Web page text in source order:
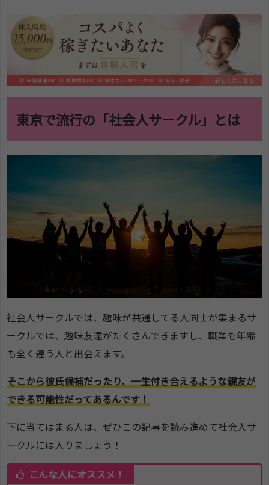
トラブルに巻き込まれないように
3-2 怪しいサークルに気を付ける
4
東京で社会人サークルを探す方法
4-1 友達から紹介してもらう
広告チラシから探す
東京で流行の「社会人サークル」とは
社会人サークルでは、趣味が共通してる人同士が集まるサ
ークルでは、趣味友達がたくさんできますし、職業も年齢
も全く違う人と出会えます。
そこから彼氏候補だったり、一生付き合えるような親友が
できる可能性だってあるんです！
下に当てはまる人は、ぜひこの記事を読み進めて社会人サ
ークルには入りましょう！
こんな人にオススメ！